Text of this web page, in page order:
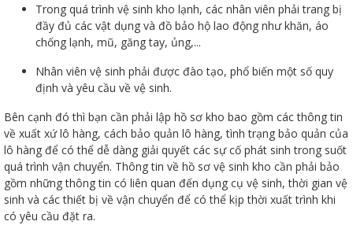
Trong quá trình vệ sinh kho lạnh, các nhân viên phải trang bị
đầy đủ các vật dụng và đồ bảo hộ lao động như khăn, áo
chống lạnh, mũ, găng tay, ủng,...
Nhân viên vệ sinh phải được đào tạo, phổ biến một số quy
định và yêu cầu về vệ sinh.
Bên cạnh đó thì bạn cần phải lập hồ sơ kho bao gồm các thông tin
về xuất xứ lô hàng, cách bảo quản lô hàng, tình trạng bảo quản của
lô hàng để có thể dễ dàng giải quyết các sự cố phát sinh trong suốt
quá trình vận chuyển. Thông tin về hồ sơ vệ sinh kho cần phải bảo
gồm những thông tin có liên quan đến dụng cụ vệ sinh, thời gian vệ
sinh và các thiết bị về vận chuyển để có thể kịp thời xuất trình khi
có yêu cầu đặt ra.